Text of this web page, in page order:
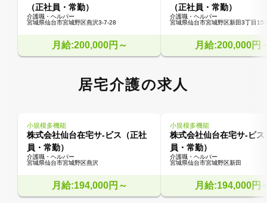
（正社員・常勤）
介護職・ヘルパー
宮城県仙台市宮城野区燕沢3-7-28
月給:200,000円～
（正社員・常勤）
介護職・ヘルパー
宮城県仙台市宮城野区新田3丁目
月給:200,000円
居宅介護の求人
小規模多機能
株式会社仙台在宅サ-ビス（正社
員・常勤）
介護職・ヘルパー
宮城県仙台市宮城野区燕沢
月給:194,000円～
小規模多機能
株式会社仙台在宅サ-ビス
員・常勤）
介護職・ヘルパー
宮城県仙台市宮城野区新田
月給:194,000円